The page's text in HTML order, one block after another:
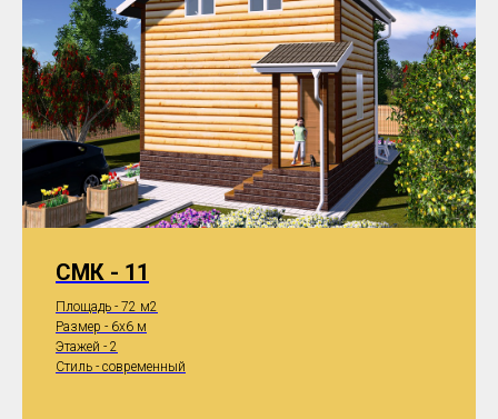
СМК - 11
Площадь - 72 м2
Размер - 6x6 м
Этажей - 2
Стиль - современный